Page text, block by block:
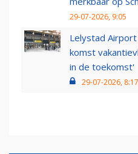
29-07-2026, 9:05
Lelystad
komst
in de toekomst'
29-07-2026, 8:17